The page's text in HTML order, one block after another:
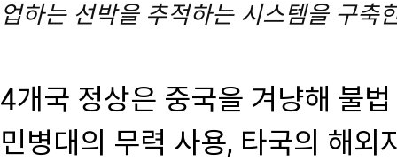
업하는 선박을 추적하는 시스템을 구축
4개국 정상은 중국을 겨냥해 불
민병대의 무력 사용, 타국의 해외